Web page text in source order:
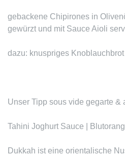
gebackene Chipirones in
gewürzt und mit Sauce Aioli
dazu: knuspriges
Unser Tipp sous vide gegarte &
Tahini Joghurt Sauce |
Dukkah ist eine orientalische